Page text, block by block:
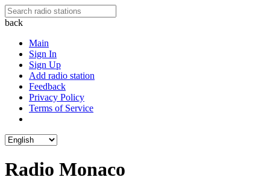
back
Main
Sign In
Sign Up
Add radio station
Feedback
Privacy Policy
Terms of Service
Radio Monaco